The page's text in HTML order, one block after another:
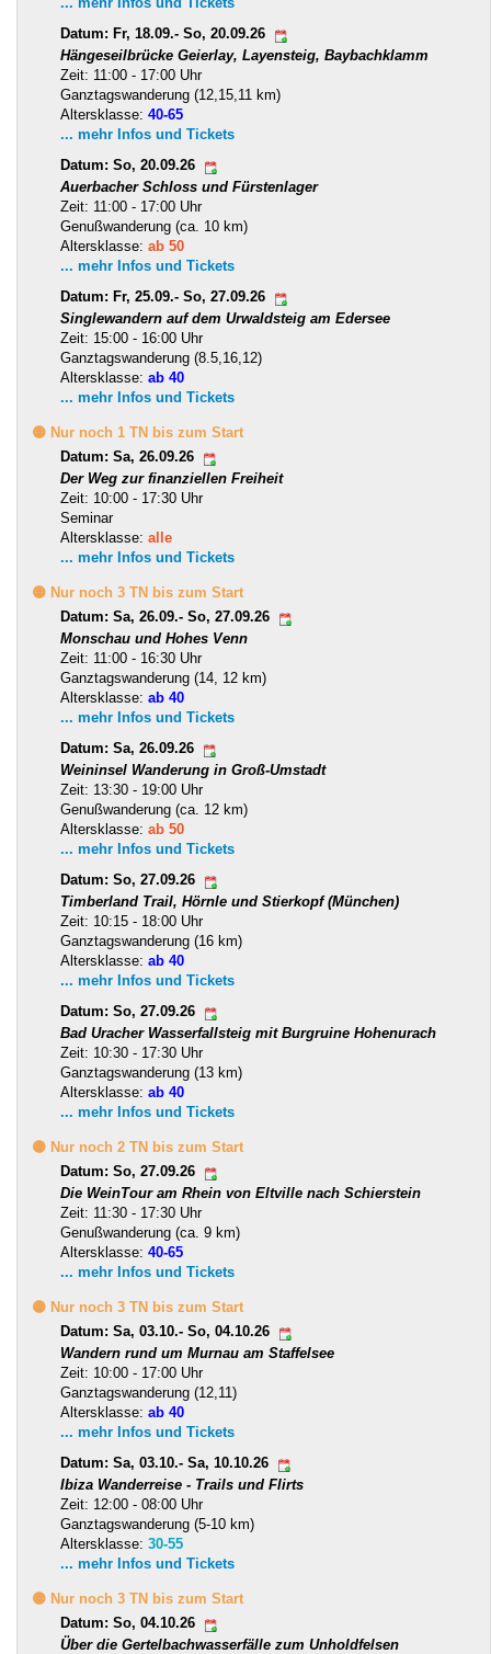
Datum: Fr, 18.09.- So, 20.09.26
Hängeseilbrücke Geierlay, Layensteig, Baybachklamm
Zeit: 11:00 - 17:00 Uhr
Ganztagswanderung (12,15,11 km)
Altersklasse: 40-65
... mehr Infos und Tickets
Datum: So, 20.09.26
Auerbacher Schloss und Fürstenlager
Zeit: 11:00 - 17:00 Uhr
Genußwanderung (ca. 10 km)
Altersklasse: ab 50
... mehr Infos und Tickets
Datum: Fr, 25.09.- So, 27.09.26
Singlewandern auf dem Urwaldsteig am Edersee
Zeit: 15:00 - 16:00 Uhr
Ganztagswanderung (8.5,16,12)
Altersklasse: ab 40
... mehr Infos und Tickets
🟡 Nur noch 1 TN bis zum Start
Datum: Sa, 26.09.26
Der Weg zur finanziellen Freiheit
Zeit: 10:00 - 17:30 Uhr
Seminar
Altersklasse: alle
... mehr Infos und Tickets
🟡 Nur noch 3 TN bis zum Start
Datum: Sa, 26.09.- So, 27.09.26
Monschau und Hohes Venn
Zeit: 11:00 - 16:30 Uhr
Ganztagswanderung (14, 12 km)
Altersklasse: ab 40
... mehr Infos und Tickets
Datum: Sa, 26.09.26
Weininsel Wanderung in Groß-Umstadt
Zeit: 13:30 - 19:00 Uhr
Genußwanderung (ca. 12 km)
Altersklasse: ab 50
... mehr Infos und Tickets
Datum: So, 27.09.26
Timberland Trail, Hörnle und Stierkopf (München)
Zeit: 10:15 - 18:00 Uhr
Ganztagswanderung (16 km)
Altersklasse: ab 40
... mehr Infos und Tickets
Datum: So, 27.09.26
Bad Uracher Wasserfallsteig mit Burgruine Hohenurach
Zeit: 10:30 - 17:30 Uhr
Ganztagswanderung (13 km)
Altersklasse: ab 40
... mehr Infos und Tickets
🟡 Nur noch 2 TN bis zum Start
Datum: So, 27.09.26
Die WeinTour am Rhein von Eltville nach Schierstein
Zeit: 11:30 - 17:30 Uhr
Genußwanderung (ca. 9 km)
Altersklasse: 40-65
... mehr Infos und Tickets
🟡 Nur noch 3 TN bis zum Start
Datum: Sa, 03.10.- So, 04.10.26
Wandern rund um Murnau am Staffelsee
Zeit: 10:00 - 17:00 Uhr
Ganztagswanderung (12,11)
Altersklasse: ab 40
... mehr Infos und Tickets
Datum: Sa, 03.10.- Sa, 10.10.26
Ibiza Wanderreise - Trails und Flirts
Zeit: 12:00 - 08:00 Uhr
Ganztagswanderung (5-10 km)
Altersklasse: 30-55
... mehr Infos und Tickets
🟡 Nur noch 3 TN bis zum Start
Datum: So, 04.10.26
Über die Gertelbachwasserfälle zum Unholdfelsen